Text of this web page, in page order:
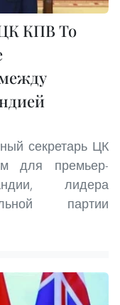
КПВ То
секретарь ЦК
для премьер-
лидера
партии